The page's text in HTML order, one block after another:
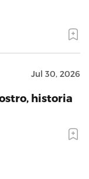
Jul 30, 2026
historia